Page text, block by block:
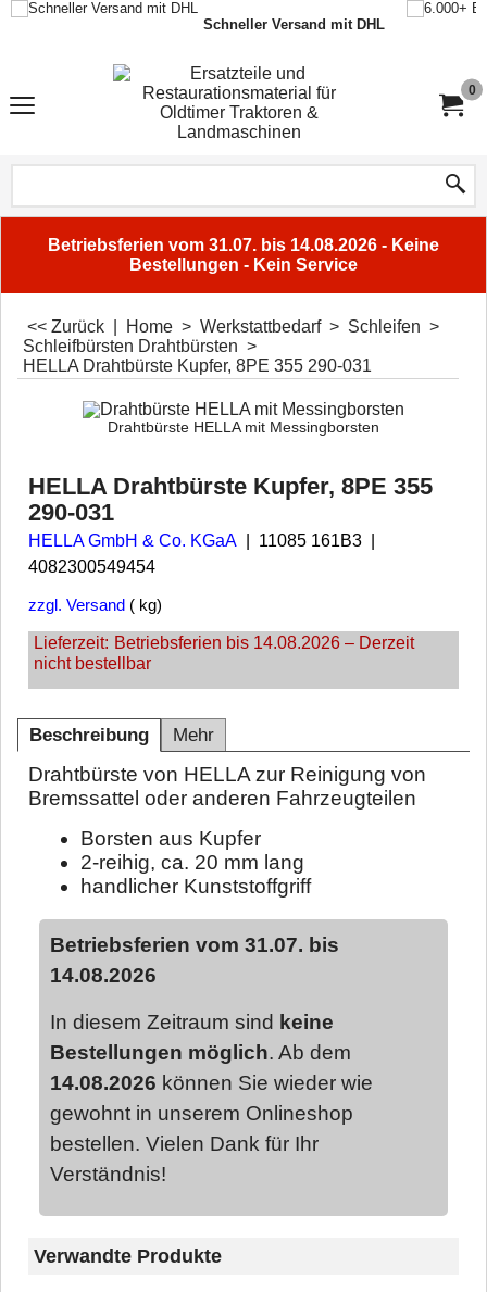
Schneller Versand mit DHL
0
Betriebsferien vom 31.07. bis 14.08.2026 - Keine
Bestellungen - Kein Service
<< Zurück Home > Werkstattbedarf> Schleifen >
Schleifbürsten Drahtbürsten >
HELLA Drahtbürste Kupfer, 8PE 355 290-031
Drahtbürste HELLA mit Messingborsten
HELLA Drahtbürste Kupfer, 8PE 355
290-031
HELLA GmbH & Co. KGaA
11085 161B3
4082300549454
zzgl. Versand kg
Lieferzeit: Betriebsferien bis 14.08.2026 – Derzeit
nicht bestellbar
Beschreibung Mehr
Drahtbürste von HELLA zur Reinigung von
Bremssattel oder anderen Fahrzeugteilen
Borsten aus Kupfer
2-reihig, ca. 20 mm lang
handlicher Kunststoffgriff
Betriebsferien vom 31.07. bis
14.08.2026
In diesem Zeitraum sind keine
Bestellungen möglich. Ab dem
14.08.2026 können Sie wieder wie
gewohnt in unserem Onlineshop
bestellen. Vielen Dank für Ihr
Verständnis!
Verwandte Produkte